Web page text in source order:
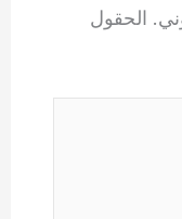
الحقول